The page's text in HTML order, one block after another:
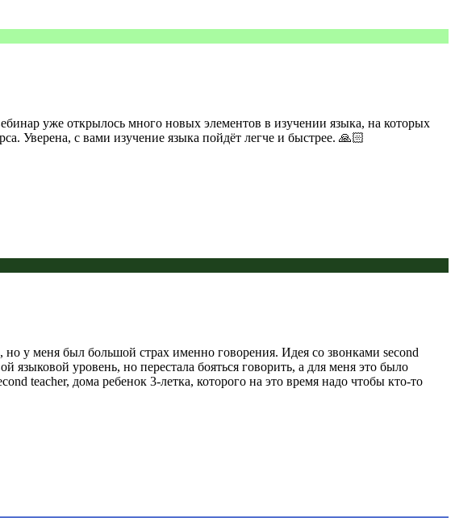
уже открылось много новых элементов в изучении языка, на которых
Уверена, с вами изучение языка пойдёт легче и быстрее. 🙏🏻
но у меня был большой страх именно говорения. Идея со звонками second
языковой уровень, но перестала бояться говорить, а для меня это было
teacher, дома ребенок 3-летка, которого на это время надо чтобы кто-то